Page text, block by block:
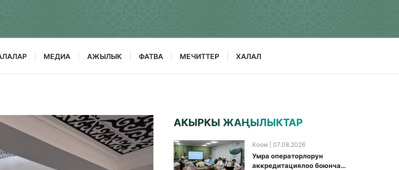
МЕДИА АЖЫЛЫК ФАТВА МЕЧИТТЕР ХАЛАЛ
АКЫРКЫ ЖАҢЫЛЫКТАР
Коом | 07.08.2026
Умра операторлорун
аккредитациялоо боюнча